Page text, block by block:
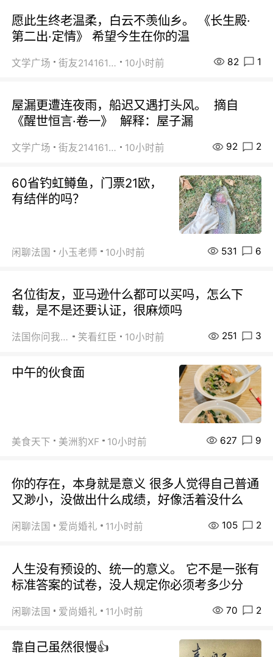
愿此生终老温柔，白云不羡仙乡。 《长生殿·
第二出·定情》 希望今生在你的温
文学广场 街友21416156 10小时前 82 1
屋漏更遭连夜雨，船迟又遇打头风。 摘自
《醒世恒言·卷一》 解释：屋子漏
文学广场 街友21416156 10小时前 92 2
60省钓虹鳟鱼，门票21欧，
有结伴的吗？
闲聊法国 小玉老师 10小时前 531 6
名位街友，亚马逊什么都可以买吗，怎么下
载，是不是还要认证，很麻烦吗
法国你问我答 笑看红臣 10小时前 251 3
中午的伙食面
美食天下 美洲豹XF 10小时前 627 9
你的存在，本身就是意义 很多人觉得自己普通
又渺小，没做出什么成绩，好像活着没什么
闲聊法国 爱尚婚礼 11小时前 105 2
人生没有预设的、统一的意义。 它不是一张有
标准答案的试卷，没人规定你必须考多少分
闲聊法国 爱尚婚礼 11小时前 70 2
靠自己虽然很慢👍